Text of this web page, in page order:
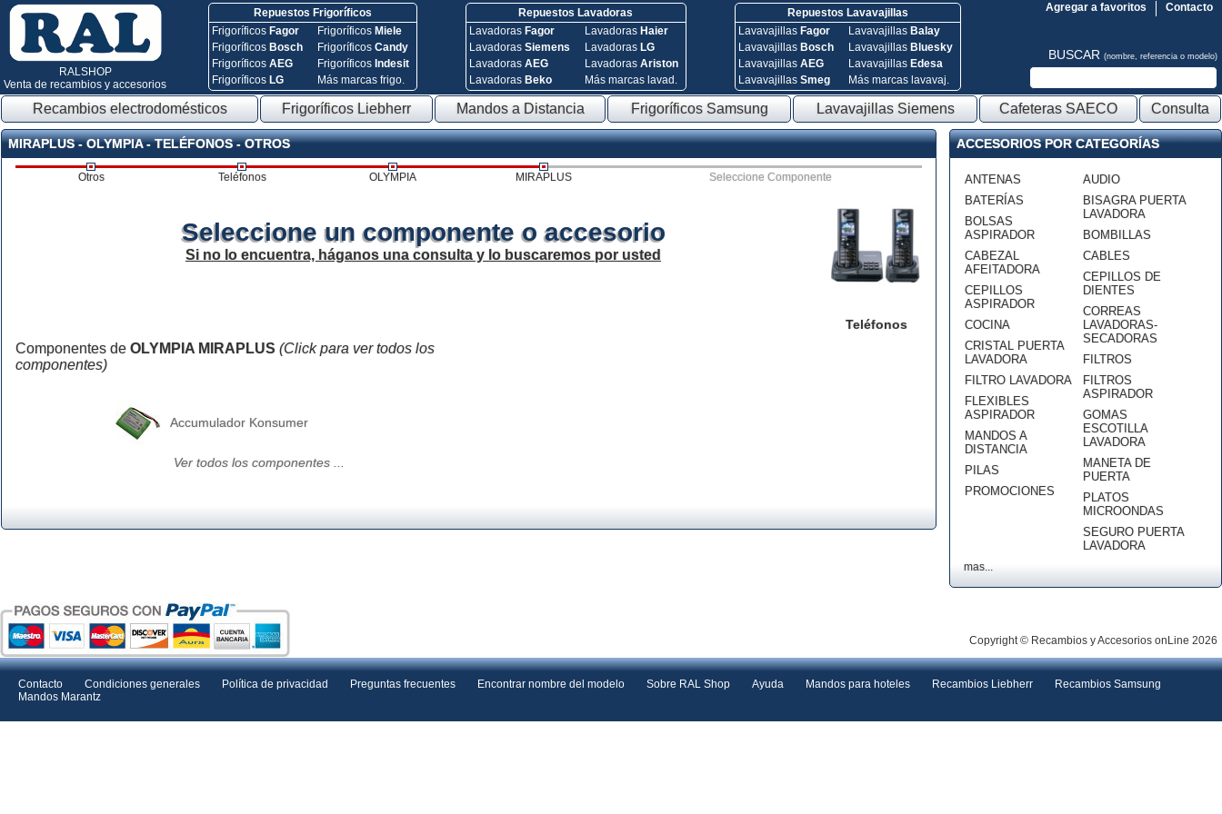
RALSHOP
Venta de recambios y accesorios
Repuestos Frigoríficos
Frigoríficos Fagor
Frigoríficos Bosch
FrigoríficosAEG
Frigoríficos LG
Frigoríficos Miele
FrigoríficosCandy
Frigoríficos Indesit
Más marcas frigo.
Repuestos Lavadoras
Lavadoras Fagor
Lavadoras Siemens
Lavadoras AEG
Lavadoras Beko
Lavadoras Haier
Lavadoras LG
Lavadoras Ariston
Más marcas lavad.
Repuestos Lavavajillas
Lavavajillas Fagor
Lavavajillas Bosch
Lavavajillas AEG
Lavavajillas Smeg
Lavavajillas Balay
Lavavajillas Bluesky
Lavavajillas Edesa
Más marcas lavavaj.
Contacto
Agregar a favoritos
BUSCAR (nombre, referencia o modelo)
Recambios electrodomésticos Frigoríficos Liebherr Mandos a Distancia Frigoríficos Samsung Lavavajillas Siemens Cafeteras SAECO Consulta
MIRAPLUS - OLYMPIA - TELÉFONOS - OTROS
Otros Teléfonos OLYMPIA MIRAPLUS Seleccione Componente
Teléfonos
Seleccione un componente o accesorio
Si no lo encuentra, háganos una consulta y lo buscaremos por usted
Componentes de OLYMPIA MIRAPLUS (Click para ver todos los
componentes)
Accumulador Konsumer
Ver todos los componentes ...
ACCESORIOS POR CATEGORÍAS
ANTENAS
BATERÍAS
BOLSAS
ASPIRADOR
CABEZAL
AFEITADORA
CEPILLOS
ASPIRADOR
COCINA
CRISTAL PUERTA
LAVADORA
FILTRO LAVADORA
FLEXIBLES
ASPIRADOR
MANDOS A
DISTANCIA
PILAS
PROMOCIONES
AUDIO
BISAGRA PUERTA
LAVADORA
BOMBILLAS
CABLES
CEPILLOS DE
DIENTES
CORREAS
LAVADORAS-
SECADORAS
FILTROS
FILTROS
ASPIRADOR
GOMAS
ESCOTILLA
LAVADORA
MANETA DE
PUERTA
PLATOS
MICROONDAS
SEGURO PUERTA
LAVADORA
mas...
Copyright © Recambios y Accesorios onLine 2026
Contacto Condiciones generales Política de privacidad Preguntas frecuentes Encontrar nombre del modelo Sobre RAL Shop Ayuda Mandos para hoteles Recambios Liebherr
Recambios Samsung
Mandos Marantz